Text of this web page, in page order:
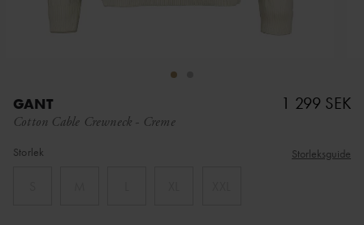
GANT
Cotton Cable Crewneck - Creme
1 299 SEK
Storlek Storleksguide